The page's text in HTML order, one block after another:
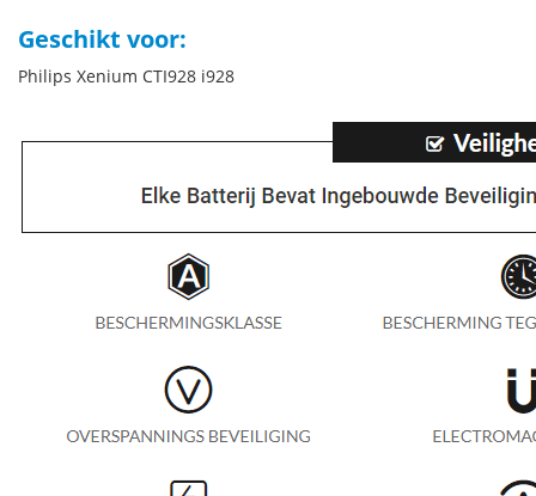
Geschikt voor:
Philips Xenium CTI928 i928